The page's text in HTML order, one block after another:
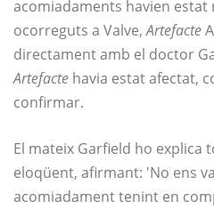
acomiadaments havien
ocorreguts a Valve,Artefacte
directament amb el doctor
Artefacte havia estat afectat,
confirmar.
El mateix Garfield ho explica
eloqüent, afirmant: 'No ens
acomiadament tenint en